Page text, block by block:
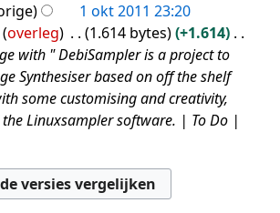
1 okt 2011 23:20
overleg 1.614 bytes
+1.614
with " DebiSampler is a project to
Synthesiser based on off the shelf
some customising and creativity,
Linuxsampler software. | To Do |